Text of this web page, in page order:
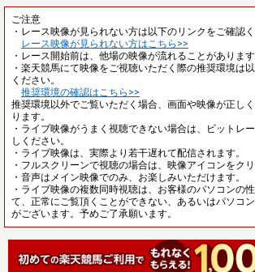
ご注意
・レース映像が見られない方は以下のリンクをご確認く
レース映像が見られない方はこちら>>
・レース開始前は、他場の映像が流れることがあります
・楽天競馬にて映像をご視聴いただく際の推奨環境は
ください。
推奨環境の確認はこちら>>
推奨環境以外でご覧いただく場合、画面や映像が正し
ります。
・ライブ映像がうまく視聴できない場合は、ビットレ
しください。
・ライブ映像は、実際より若干遅れて配信されます。
・フルスクリーンで視聴の場合は、映像アイコンをク
・音声はメイン映像でのみ、お楽しみいただけます。
・ライブ映像の複数同時視聴は、お客様のパソコンの
て、正常にご覧頂くことができない、あるいはパソコ
がございます。予めご了承願います。